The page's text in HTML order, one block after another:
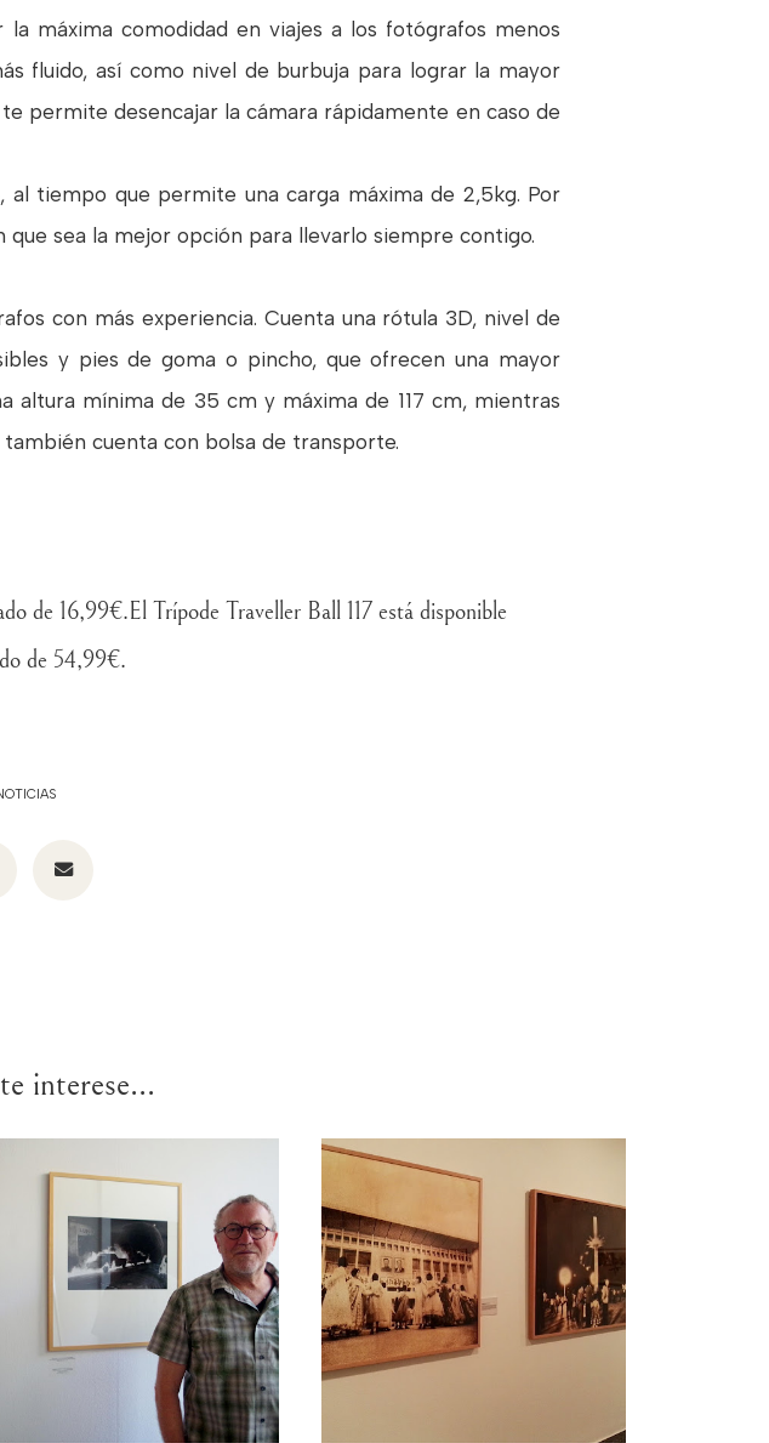
máxima comodidad en viajes a los fotógrafos menos
fluido, así como nivel de burbuja para lograr la mayor
permite desencajar la cámara rápidamente en caso de
tiempo que permite una carga máxima de 2,5kg. Por
sea la mejor opción para llevarlo siempre contigo.
con más experiencia. Cuenta una rótula 3D, nivel de
y pies de goma o pincho, que ofrecen una mayor
altura mínima de 35 cm y máxima de 117 cm, mientras
también cuenta con bolsa de transporte.
de 16,99€.El Trípode Traveller Ball 117 está disponible
de 54,99€.
interese...